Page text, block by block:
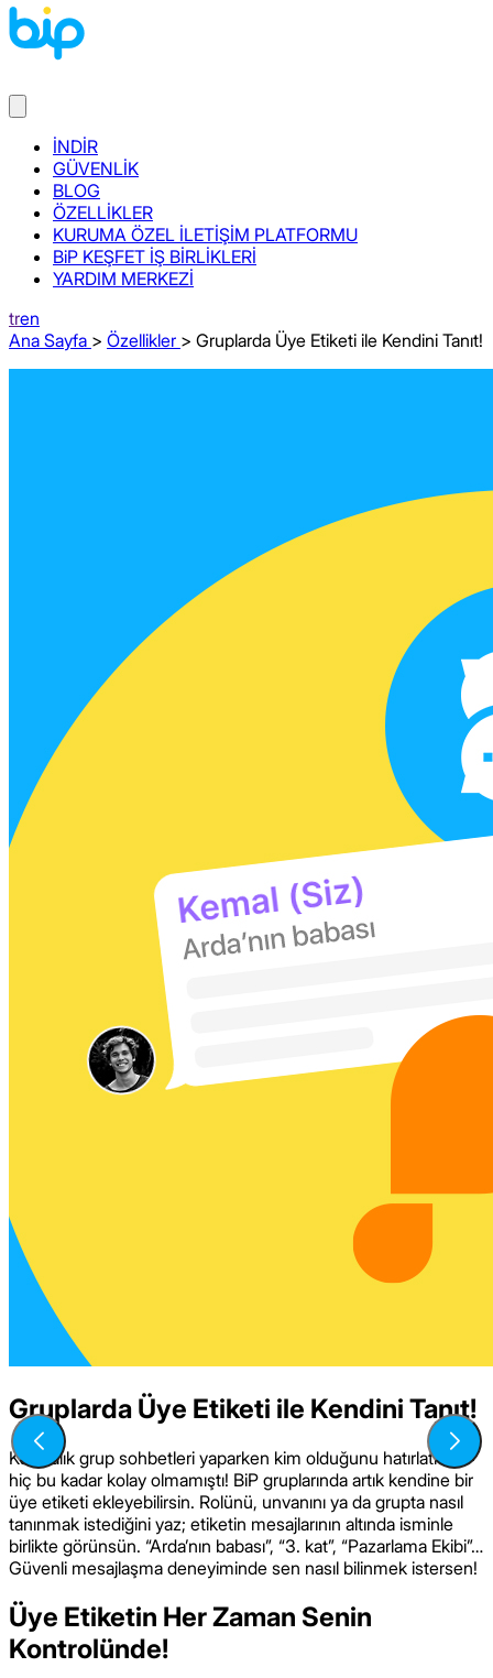
İNDİR
GÜVENLİK
BLOG
ÖZELLİKLER
KURUMA ÖZEL İLETİŞİM PLATFORMU
BiP KEŞFET İŞ BİRLİKLERİ
YARDIM MERKEZİ
tren
Ana Sayfa > Özellikler > Gruplarda Üye Etiketi ile Kendini Tanıt!
Gruplarda Üye Etiketi ile Kendini Tanıt!
Kalabalık grup sohbetleri yaparken kim olduğunu hatırlatmak
hiç bu kadar kolay olmamıştı! BiP gruplarında artık kendine bir
üye etiketi ekleyebilirsin. Rolünü, unvanını ya da grupta nasıl
tanınmak istediğini yaz; etiketin mesajlarının altında isminle
birlikte görünsün. “Arda’nın babası”, “3. kat”, “Pazarlama Ekibi”…
Güvenli mesajlaşma deneyiminde sen nasıl bilinmek istersen!
Üye Etiketin Her Zaman Senin
Kontrolünde!